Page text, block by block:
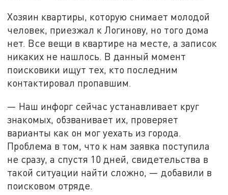
Хозяин квартиры, которую снимает молодой
человек, приезжал к Логинову, но того дома
нет. Все вещи в квартире на месте, а записок
никаких не нашлось. В данный момент
поисковики ищут тех, кто последним
контактировал пропавшим.
— Наш инфорг сейчас устанавливает круг
знакомых, обзванивает их, проверяет
варианты как он мог уехать из города.
Проблема в том, что к нам заявка поступила
не сразу, а спустя 10 дней, свидетельства в
такой ситуации найти сложно, — добавили в
поисковом отряде.